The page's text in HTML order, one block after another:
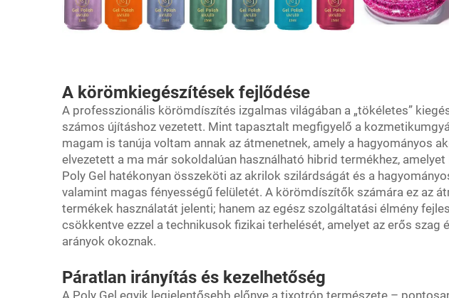
A körömkiegészítések fejlődése
A professzionális körömdíszítés izgalmas világában a „tökéletes”
számos újításhoz vezetett. Mint tapasztalt megfigyelő a
magam is tanúja voltam annak az átmenetnek, amely a hagyományos
elvezetett a ma már sokoldalúan használható hibrid termékhez, amelyet
Poly Gel hatékonyan összeköti az akrilok szilárdságát és a
valamint magas fényességű felületét. A körömdíszítők számára ez az
termékek használatát jelenti; hanem az egész szolgáltatási élmény
csökkentve ezzel a technikusok fizikai terhelését, amelyet az erős szag
arányok okoznak.
Páratlan irányítás és kezelhetőség
A Poly Gel egyik legjelentősebb előnye a tixotróp természete –